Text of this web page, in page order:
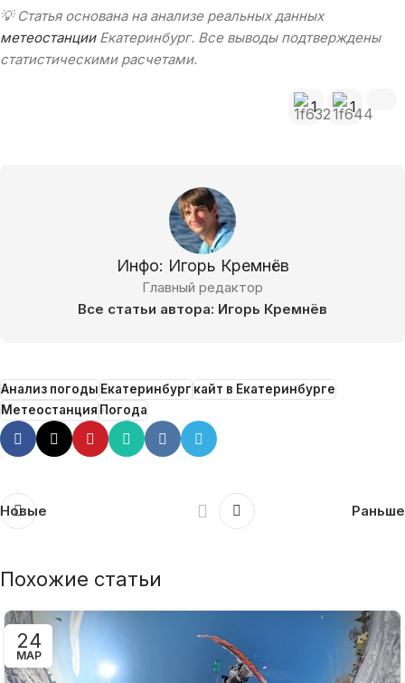
💡 Статья основана на анализе реальных данных
метеостанцииЕкатеринбург. Все выводы подтверждены
статистическими расчетами.
1 1
Инфо: Игорь Кремнёв
Главный редактор
Все статьи автора: Игорь Кремнёв
Анализ погодыЕкатеринбургкайт в Екатеринбурге
МетеостанцияПогода
Новые Раньше
Похожие статьи
24
МАР